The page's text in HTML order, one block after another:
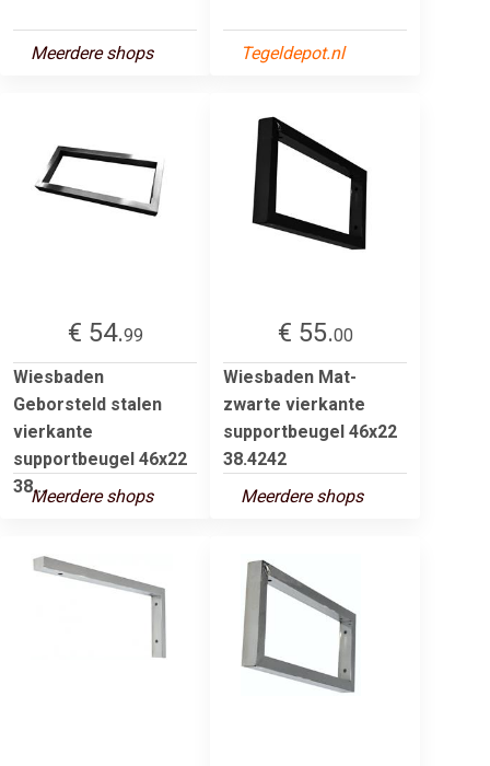
Meerdere shops Tegeldepot.nl
€ 54.99
Wiesbaden
Geborsteld stalen
vierkante
supportbeugel 46x22
38...Meerdere shops
€ 55.00
Wiesbaden Mat-
zwarte vierkante
supportbeugel 46x22
38.4242
Meerdere shops